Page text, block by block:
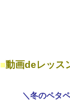
■動画deレッス
＼冬のペタ